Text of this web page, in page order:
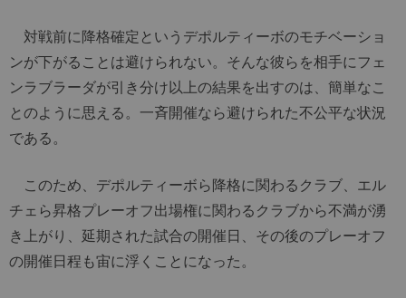
対戦前に降格確定というデポルティーボのモチベーショ
ンが下がることは避けられない。そんな彼らを相手にフェ
ンラブラーダが引き分け以上の結果を出すのは、簡単なこ
とのように思える。一斉開催なら避けられた不公平な状況
である。
このため、デポルティーボら降格に関わるクラブ、エル
チェら昇格プレーオフ出場権に関わるクラブから不満が湧
き上がり、延期された試合の開催日、その後のプレーオフ
の開催日程も宙に浮くことになった。